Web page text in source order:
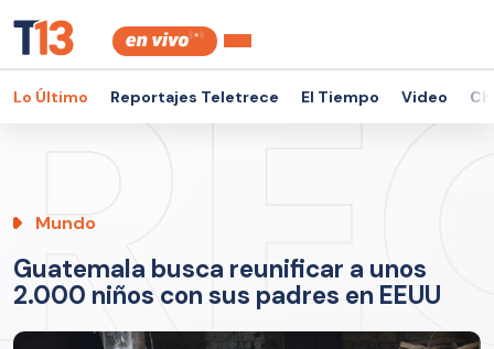
Lo Último Reportajes Teletrece El Tiempo Video
Mundo
Guatemala busca reunificar a unos
2.000 niños con sus padres en EEUU